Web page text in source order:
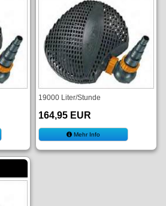
19000 Liter/Stunde
164,95 EUR
Mehr Info